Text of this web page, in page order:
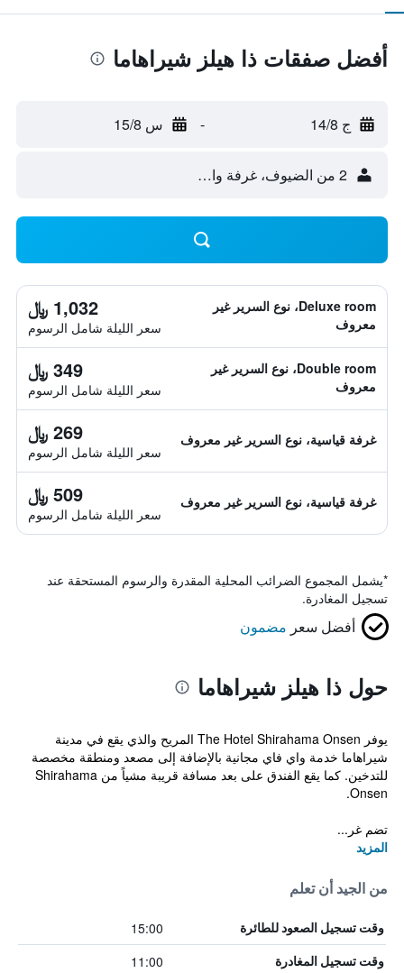
أفضل صفقات ذا هيلز شيراهاما
ج 14/8 - س 15/8
2 من الضيوف، غرفة واحدة
Deluxe room، نوع السرير غير
معروف
1,032 ﷼
سعر الليلة شامل الرسوم
Double room، نوع السرير غير
معروف
349 ﷼
سعر الليلة شامل الرسوم
غرفة قياسية، نوع السرير غير معروف 269 ﷼
سعر الليلة شامل الرسوم
غرفة قياسية، نوع السرير غير معروف 509 ﷼
سعر الليلة شامل الرسوم
*يشمل المجموع الضرائب المحلية المقدرة والرسوم المستحقة عند
تسجيل المغادرة.
أفضل سعر مضمون
حول ذا هيلز شيراهاما
يوفر The Hotel Shirahama Onsen المريح والذي يقع في مدينة
شيراهاما خدمة واي فاي مجانية بالإضافة إلى مصعد ومنطقة مخصصة
للتدخين. كما يقع الفندق على بعد مسافة قريبة مشياً من Shirahama
Onsen.
تضم غر...
المزيد
من الجيد أن تعلم
وقت تسجيل الصعود للطائرة 15:00
وقت تسجيل المغادرة 11:00